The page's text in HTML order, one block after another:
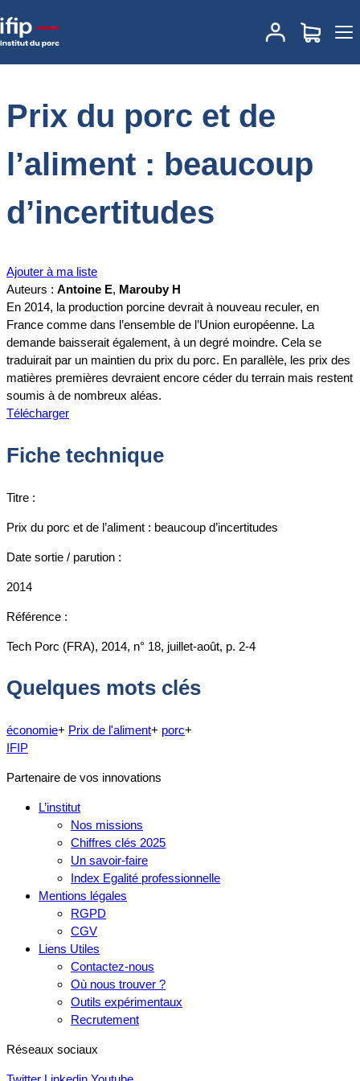
Accueil
Prix du porc et de l’aliment : beaucoup
d’incertitudes
Prix du porc et de
l’aliment : beaucoup
d’incertitudes
Ajouter à ma liste
Auteurs : Antoine E, Marouby H
En 2014, la production porcine devrait à nouveau reculer, en
France comme dans l’ensemble de l’Union européenne. La
demande baisserait également, à un degré moindre. Cela se
traduirait par un maintien du prix du porc. En parallèle, les prix des
matières premières devraient encore céder du terrain mais restent
soumis à de nombreux aléas.
Télécharger
Fiche technique
Titre :
Prix du porc et de l’aliment : beaucoup d’incertitudes
Date sortie / parution :
2014
Référence :
Tech Porc (FRA), 2014, n° 18, juillet-août, p. 2-4
Quelques mots clés
économie+ Prix de l'aliment+ porc+
IFIP
Partenaire de vos innovations
L’institut
Nos missions
Chiffres clés 2025
Un savoir-faire
Index Egalité professionnelle
Mentions légales
RGPD
CGV
Liens Utiles
Contactez-nous
Où nous trouver ?
Outils expérimentaux
Recrutement
Réseaux sociaux